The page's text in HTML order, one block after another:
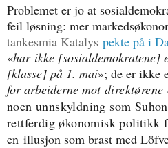
Problemet er jo at
feil løsning: mer
tankesmia Katalys pekte på i
«har ikke [sosialdemokratene]
[klasse] på 1. mai»; de er ikke
for arbeiderne mot
noen unnskyldning som
rettferdig økonomisk politikk
en illusjon som brast med